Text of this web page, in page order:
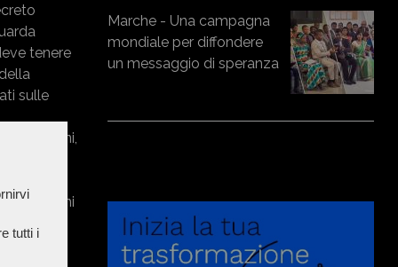
tutti i
tenere
sulle
2-3 anni,
sono temi
Marche - Una campagna
mondiale per diffondere
un messaggio di speranza